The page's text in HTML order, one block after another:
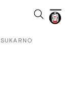
SUKARNO